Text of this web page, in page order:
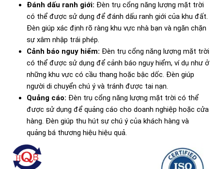
Đánh dấu ranh giới: Đèn trụ cổng năng lượng mặt trời
có thể được sử dụng để đánh dấu ranh giới của khu đất.
Đèn giúp xác định rõ ràng khu vực nhà bạn và ngăn chặn
sự xâm nhập trái phép.
Cảnh báo nguy hiểm: Đèn trụ cổng năng lượng mặt trời
có thể được sử dụng để cảnh báo nguy hiểm, ví dụ như ở
những khu vực có cầu thang hoặc bậc dốc. Đèn giúp
người di chuyển chú ý và tránh được tai nạn.
Quảng cáo: Đèn trụ cổng năng lượng mặt trời có thể
được sử dụng để quảng cáo cho doanh nghiệp hoặc cửa
hàng. Đèn giúp thu hút sự chú ý của khách hàng và
quảng bá thương hiệu hiệu quả.